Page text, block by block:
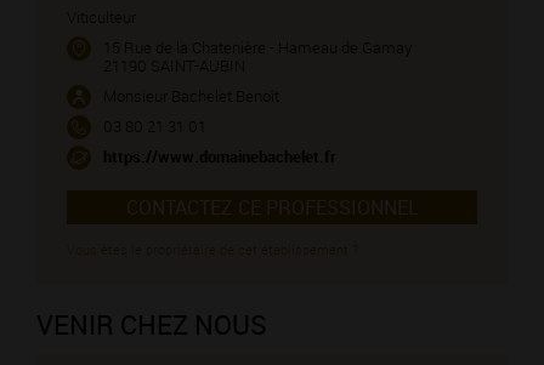
Viticulteur
15 Rue de la Chatenière - Hameau de Gamay
21190 SAINT-AUBIN
Monsieur Bachelet Benoît
03 80 21 31 01
https://www.domainebachelet.fr
CONTACTEZ CE PROFESSIONNEL
VENIR CHEZ NOUS